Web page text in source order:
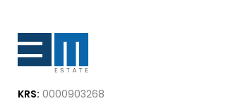
KRS: 0000903268